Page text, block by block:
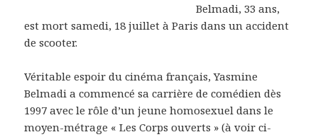
Belmadi, 33 ans,
est mort samedi, 18 juillet à Paris dans un accident
de scooter.
Véritable espoir du cinéma français, Yasmine
Belmadi a commencé sa carrière de comédien dès
1997 avec le rôle d’un jeune homosexuel dans le
moyen-métrage « Les Corps ouverts » (à voir ci-